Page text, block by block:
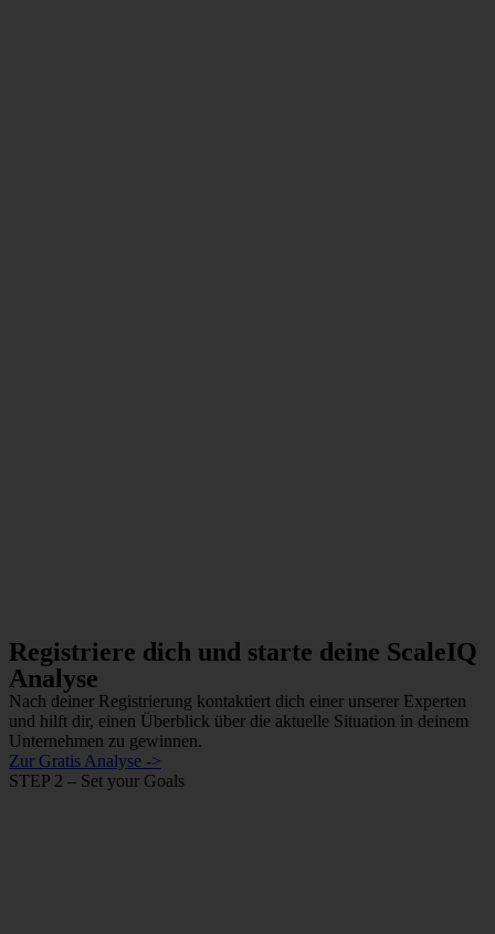
Registriere dich und starte deine ScaleIQ
Analyse
Nach deiner Registrierung kontaktiert dich einer unserer Experten
und hilft dir, einen Überblick über die aktuelle Situation in deinem
Unternehmen zu gewinnen.
Zur Gratis Analyse ->
STEP 2 – Set your Goals